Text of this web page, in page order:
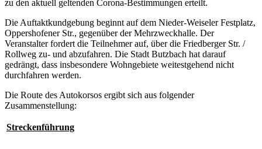
zu den aktuell geltenden Corona-Bestimmungen erteilt.
Die Auftaktkundgebung beginnt auf dem Nieder-Weiseler Festplatz,
Oppershofener Str., gegenüber der Mehrzweckhalle. Der
Veranstalter fordert die Teilnehmer auf, über die Friedberger Str. /
Rollweg zu- und abzufahren. Die Stadt Butzbach hat darauf
gedrängt, dass insbesondere Wohngebiete weitestgehend nicht
durchfahren werden.
Die Route des Autokorsos ergibt sich aus folgender
Zusammenstellung:
Streckenführung